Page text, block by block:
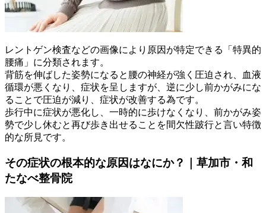
レントゲン検査などの画像により原因が特定できる「特異的
腰痛」に分類されます。
背筋を伸ばした姿勢になると腰の神経が強く圧迫され、血液
循環が悪くなり、症状を呈しますが、逆に少し前かがみにな
ることで圧迫が減り、症状が改善する為です。
歩行中に症状が悪化し、一時的に歩けなくなり、前かがみ姿
勢で少し休むと再び歩き出せることを間欠性跛行と言い特徴
的な所見です。
その症状の根本的な原因はなにか？｜草加市・和
たなべ整骨院